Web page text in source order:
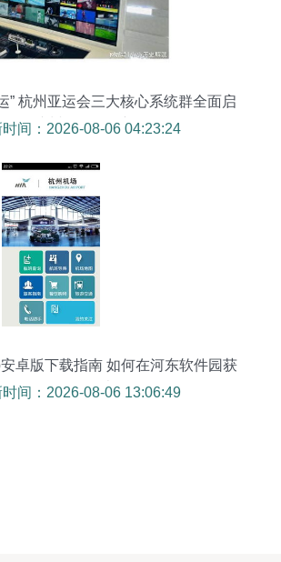
” 杭州亚运会三大核心系统群全面启
用，杭州软件再展新姿
间：2026-08-06 04:23:24
卓版下载指南 如何在河东软件园获
取2.1.0版本
间：2026-08-06 13:06:49